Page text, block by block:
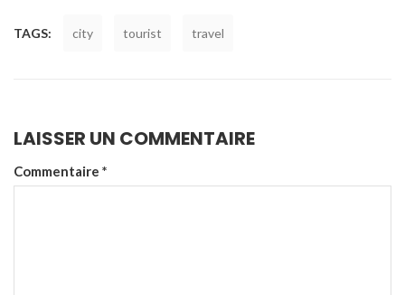
TAGS: city tourist travel
LAISSER UN COMMENTAIRE
Commentaire *